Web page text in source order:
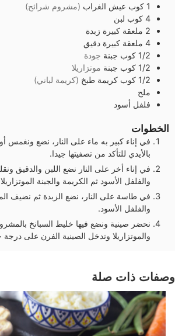
1 كوب عيش الغراب (مشروم شرائح)
4 كوب لبن
2 ملعقة كبيرة زبدة
4 ملعقة كبيرة دقيق
1/2 كوب جبنة جودة
1/2 كوب جبنة موتزاريلا
1/2 كوب كريمة طبخ (كريمة لباني)
ملح
فلفل أسود
الخطوات
في إناء كبير به ماء على النار، نضع ونغمس
بالأيدي للتأكد من تصفيتها جيدا.
في إناء أخر على النار نضع اللبن والدقيق
والفلفل الأسود ثم الكريمة والجبنة
في طاسة على النار، نضع الزبدة ثم نضيف
والفلفل الأسود.
نحضر صينية ونضع فيها خليط السبانخ
والموتزاريلا وتدخل الصينية الفرن على درجة حرارة 180 حتى يصبح لونها ذهبي
وصفات ذات صلة